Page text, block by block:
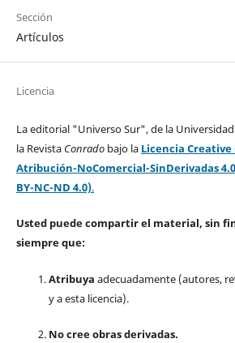
Sección
Artículos
Licencia
La editorial "Universo Sur", de la
la Revista Conradobajo la Licencia Creative
Atribución-NoComercial-SinDerivadas
BY-NC-ND 4.0).
Usted puede compartir el material, sin
siempre que:
Atribuya adecuadamente (autores,
y a esta licencia).
No cree obras derivadas.